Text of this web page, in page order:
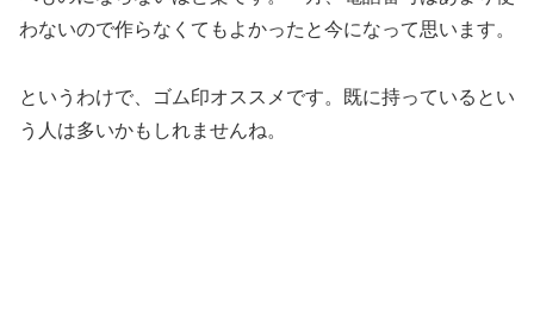
わないので作らなくてもよかったと今になって思います。
というわけで、ゴム印オススメです。既に持っているとい
う人は多いかもしれませんね。